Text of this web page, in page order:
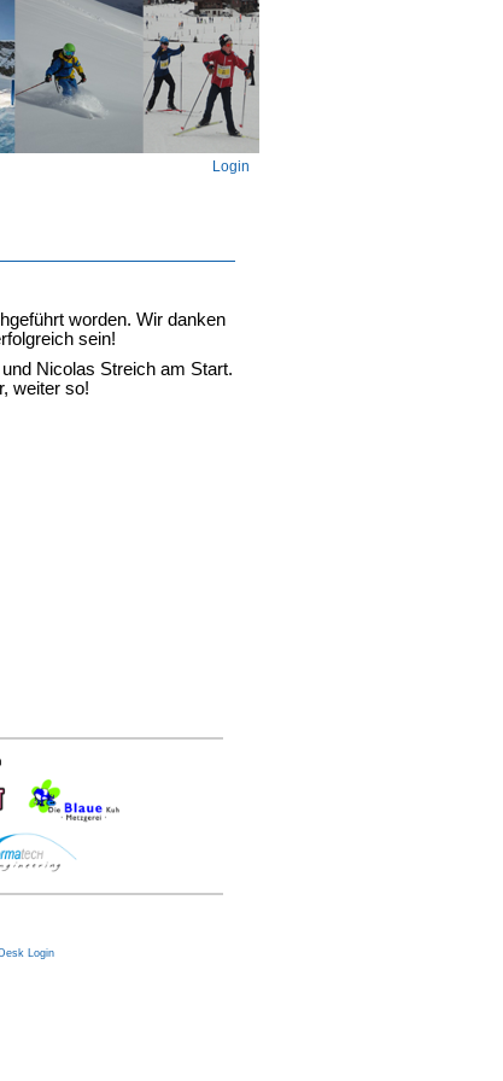
Login
worden. Wir danken
sein!
Nicolas Streich am Start.
weiter so!
Login